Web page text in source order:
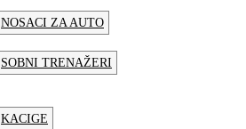
NOSACI ZA AUTO
SOBNI TRENAŽERI
KACIGE